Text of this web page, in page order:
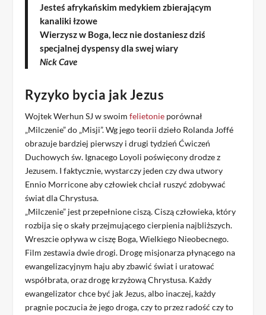
Jesteś afrykańskim medykiem zbierającym
kanaliki łzowe
Wierzysz w Boga, lecz nie dostaniesz dziś
specjalnej dyspensy dla swej wiary
Nick Cave
Ryzyko bycia jak Jezus
Wojtek Werhun SJ w swoimfelietonie porównał
„Milczenie” do „Misji”. Wg jego teorii dzieło Rolanda Joffé
obrazuje bardziej pierwszy i drugi tydzień Ćwiczeń
Duchowych św. Ignacego Loyoli poświęcony drodze z
Jezusem. I faktycznie, wystarczy jeden czy dwa utwory
Ennio Morricone aby człowiek chciał ruszyć zdobywać
świat dla Chrystusa.
„Milczenie” jest przepełnione ciszą. Ciszą człowieka, który
rozbija się o skały przejmującego cierpienia najbliższych.
Wreszcie opływa w ciszę Boga, Wielkiego Nieobecnego.
Film zestawia dwie drogi. Drogę misjonarza płynącego na
ewangelizacyjnym haju aby zbawić świat i uratować
współbrata, oraz drogę krzyżową Chrystusa. Każdy
ewangelizator chce być jak Jezus, albo inaczej, każdy
pragnie poczucia że jego droga, czy to przez radość czy to